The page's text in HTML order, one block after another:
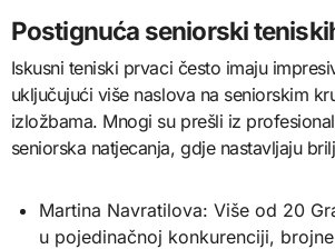
Postignuća seniorski
Iskusni teniski prvaci često imaju
uključujući više naslova na seniorskim
izložbama. Mnogi su prešli iz
seniorska natjecanja, gdje nastavljaju
Martina Navratilova: Više od 20
u pojedinačnoj konkurenciji,